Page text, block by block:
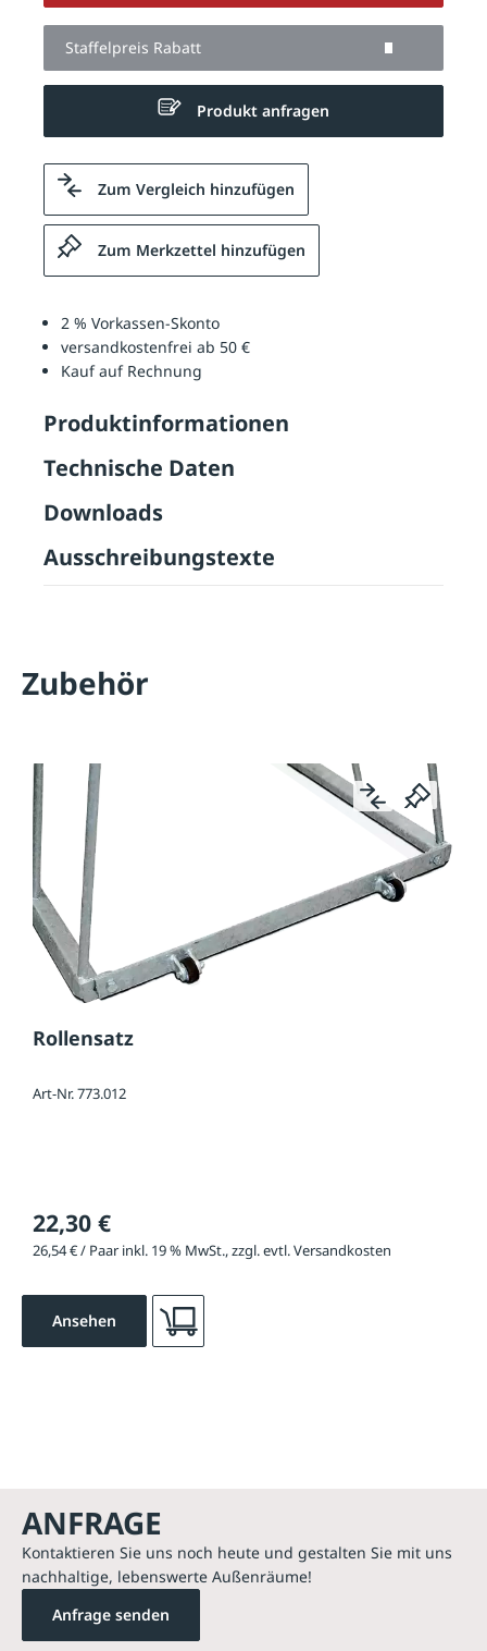
Staffelpreis Rabatt
Produkt anfragen
Zum Vergleich hinzufügen
Zum Merkzettel hinzufügen
2 % Vorkassen-Skonto
versandkostenfrei ab 50 €
Kauf auf Rechnung
Produktinformationen
Technische Daten
Downloads
Ausschreibungstexte
Zubehör
Rollensatz
Art-Nr. 773.012
22,30 €
26,54 € / Paar inkl. 19 % MwSt., zzgl. evtl. Versandkosten
Ansehen
ANFRAGE
Kontaktieren Sie uns noch heute und gestalten Sie mit uns
nachhaltige, lebenswerte Außenräume!
Anfrage senden